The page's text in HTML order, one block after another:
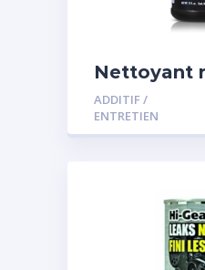
Nettoyant
ADDITIF /
ENTRETIEN